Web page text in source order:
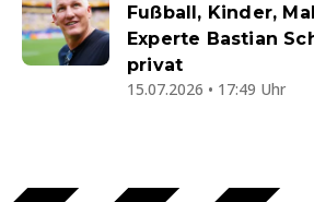
Fußball, Kinder,
Experte Bastian
privat
15.07.2026 • 17:49 Uhr